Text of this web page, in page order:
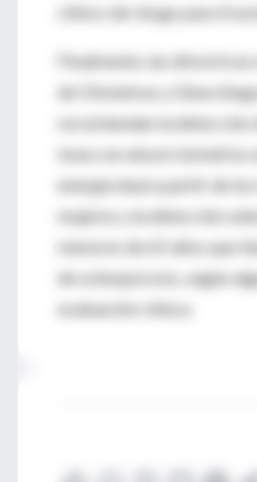
clínico de riesgo para
Finalmente, las
de Obstetras y
recomiendan la detección
ósea con absorciometría
energía dual a partir de
mujeres y la detección
menores de 65 años que
de osteoporosis, según
evaluación clínica.